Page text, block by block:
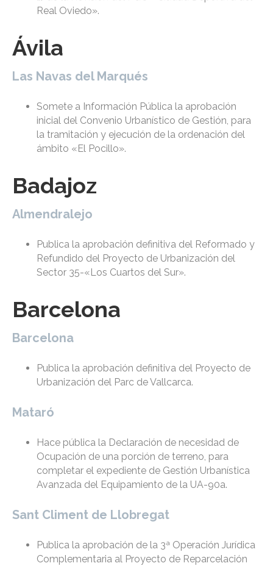
Real Oviedo».
Ávila
Las Navas del Marqués
Somete a Información Pública la aprobación
inicial del Convenio Urbanístico de Gestión, para
la tramitación y ejecución de la ordenación del
ámbito «El Pocillo».
Badajoz
Almendralejo
Publica la aprobación definitiva del Reformado y
Refundido del Proyecto de Urbanización del
Sector 35-«Los Cuartos del Sur».
Barcelona
Barcelona
Publica la aprobación definitiva del Proyecto de
Urbanización del Parc de Vallcarca.
Mataró
Hace pública la Declaración de necesidad de
Ocupación de una porción de terreno, para
completar el expediente de Gestión Urbanística
Avanzada del Equipamiento de la UA-90a.
Sant Climent de Llobregat
Publica la aprobación de la 3ª Operación Jurídica
Complementaria al Proyecto de Reparcelación